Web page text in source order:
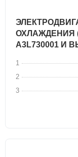
ОХЛАЖДЕНИЯ
A3L730001 И
1
2
3